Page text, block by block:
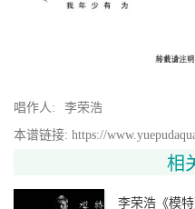
唱作人:
李荣浩
本谱链接: https://
相
李荣浩《模